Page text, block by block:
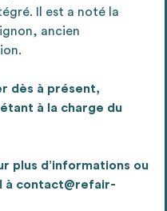
intéressants à "
liste"
sa liste de manifestation
sélectionnés
liste et ses fiches produits
Il est a noté la
ancien
dès à présent,
à la charge du
plus d’informations ou
à contact@refair-